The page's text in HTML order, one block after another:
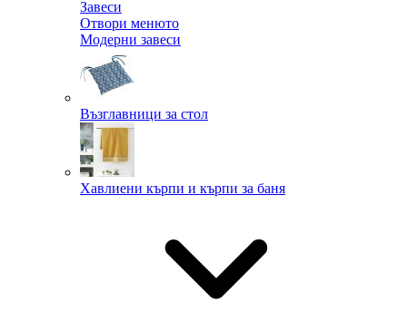
Завеси
Отвори менюто
Модерни завеси
Възглавници за стол
Хавлиени кърпи и кърпи за баня